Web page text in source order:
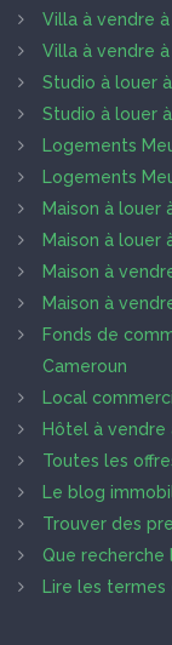
Villa à vendre
Villa à vendre à
Studio à louer
Studio à louer
Logements
Logements
Maison à louer
Maison à louer
Maison à
Maison à
Fonds de
Cameroun
Local
Hôtel à vendre
Toutes les
Le blog
Trouver des
Que recherche
Lire les